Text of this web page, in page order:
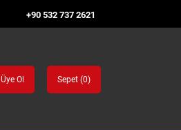
+90 532 737 2621
Üye Ol Sepet (0)